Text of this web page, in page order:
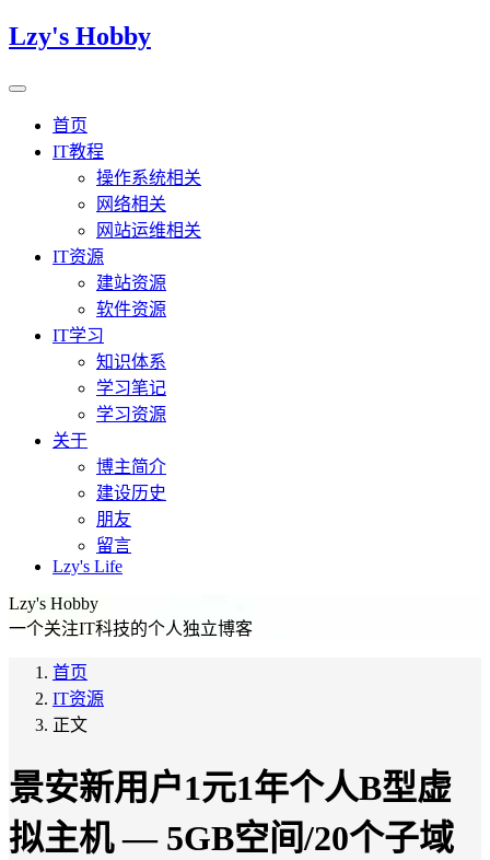
Lzy's Hobby
首页
IT教程
操作系统相关
网络相关
网站运维相关
IT资源
建站资源
软件资源
IT学习
知识体系
学习笔记
学习资源
关于
博主简介
建设历史
朋友
留言
Lzy's Life
Lzy's Hobby
一个关注IT科技的个人独立博客
首页
IT资源
正文
景安新用户1元1年个人B型虚
拟主机 — 5GB空间/20个子域